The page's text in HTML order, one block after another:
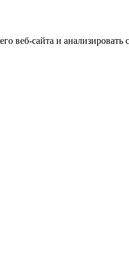
веб-сайта и анализировать